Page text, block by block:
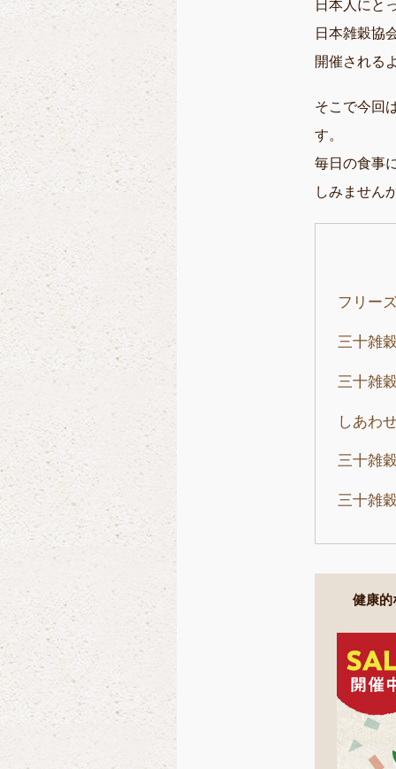
日本人にと
日本雑穀協
開催される
そこで今回
す。
毎日の食事
しみません
フリー
三十雑
三十雑
しあわ
三十雑
三十雑
健康的